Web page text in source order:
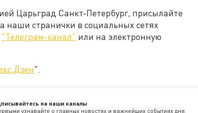
Царьград Санкт-Петербург, присылайте
наши странички в социальных сетях
"Телеграм-канал" или на электронную
".
на наши каналы
узнавайте о главных новостях и важнейших событиях дня.